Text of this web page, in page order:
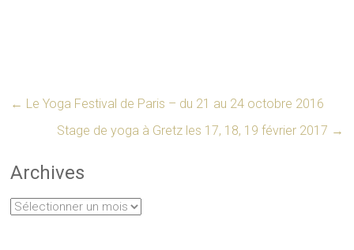
← Le Yoga Festival de Paris – du 21 au 24 octobre 2016
Stage de yoga à Gretz les 17, 18, 19 février 2017 →
Archives
Archives